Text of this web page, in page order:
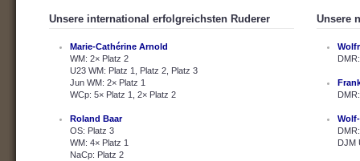
Unsere international erfolgreichsten Ruderer
Marie-Cathérine Arnold
WM: 2× Platz 2
U23 WM: Platz 1, Platz 2, Platz 3
Jun WM: 2× Platz 1
WCp: 5× Platz 1, 2× Platz 2
Roland Baar
OS: Platz 3
WM: 4× Platz 1
NaCp: Platz 2
Unsere
DJM